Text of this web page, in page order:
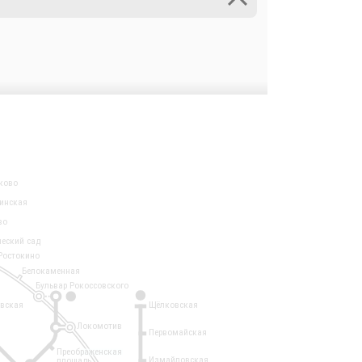
1
Локомотив
сад
Белокаменная
Щёлковская
Первомайская
Измайловская
Бульвар Рокоссовского
Преображенская